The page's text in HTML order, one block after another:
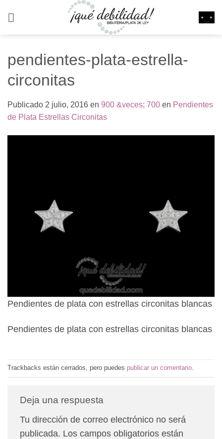
pendientes-plata-estrella-
circonitas
Publicado 2 julio, 2016 en 900 &veces; 700 en Pendientes
de Plata Estrellas Circonitas
Pendientes de plata con estrellas circonitas blancas
Pendientes de plata con estrellas circonitas blancas
Trackbacks están cerrados, pero puedes publicar un comentario.
Deja una respuesta
Tu dirección de correo electrónico no será
publicada. Los campos obligatorios están